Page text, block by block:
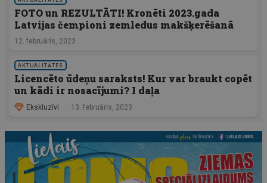
FOTO un REZULTĀTI! Kronēti 2023.gada
Latvijas čempioni zemledus makšķerēšanā
12. februāris, 2023
AKTUALITĀTES
Licencēto ūdeņu saraksts! Kur var braukt copēt
un kādi ir nosacījumi? I daļa
Ekskluzīvi 13. februāris, 2023